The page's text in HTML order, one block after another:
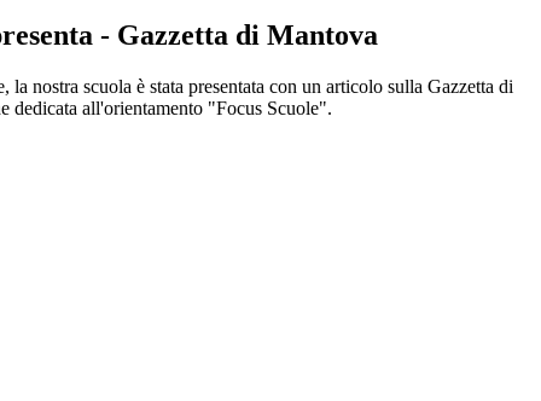
- Gazzetta di Mantova
la nostra scuola è stata presentata con un articolo sulla Gazzetta di
dedicata all'orientamento "Focus Scuole".